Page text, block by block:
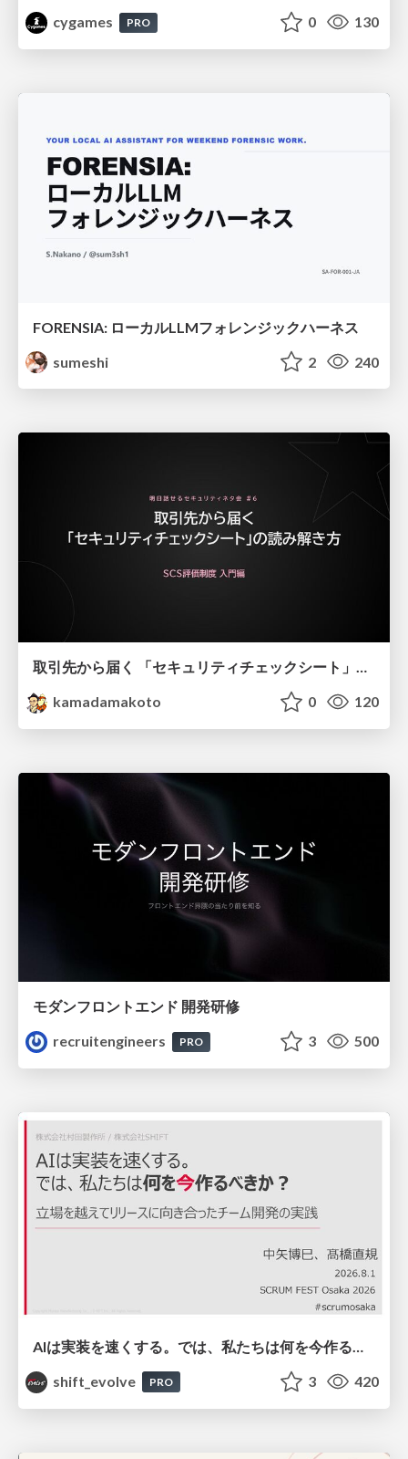
cygames
PRO 0 130
FORENSIA: ローカルLLMフォレンジックハーネス
sumeshi
2 240
取引先から届く 「セキュリティチェックシート」の読み解き方
kamadamakoto
0 120
モダンフロントエンド 開発研修
recruitengineers
PRO 3 500
shift_evolve
PRO 3 420